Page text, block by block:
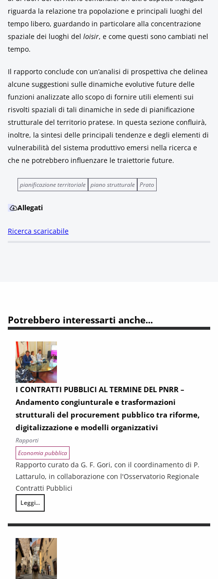
riguarda la relazione tra popolazione e principali luoghi del
tempo libero, guardando in particolare alla concentrazione
spaziale dei luoghi del loisir, e come questi sono cambiati nel
tempo.
Il rapporto conclude con un’analisi di prospettiva che delinea
alcune suggestioni sulle dinamiche evolutive future delle
funzioni analizzate allo scopo di fornire utili elementi sui
risvolti spaziali di tali dinamiche in sede di pianificazione
strutturale del territorio pratese. In questa sezione confluirà,
inoltre, la sintesi delle principali tendenze e degli elementi di
vulnerabilità del sistema produttivo emersi nella ricerca e
che ne potrebbero influenzare le traiettorie future.
pianificazione territoriale piano strutturale Prato
Allegati
Ricerca scaricabile
Potrebbero interessarti anche...
I CONTRATTI PUBBLICI AL TERMINE DEL PNRR –
Andamento congiunturale e trasformazioni
strutturali del procurement pubblico tra riforme,
digitalizzazione e modelli organizzativi
Rapporti
Economia pubblica
Rapporto curato da G. F. Gori, con il coordinamento di P.
Lattarulo, in collaborazione con l'Osservatorio Regionale
Contratti Pubblici
Leggi...
I CONTRATTI PUBBLICI AL TERMINE DEL PNRR – Andamento